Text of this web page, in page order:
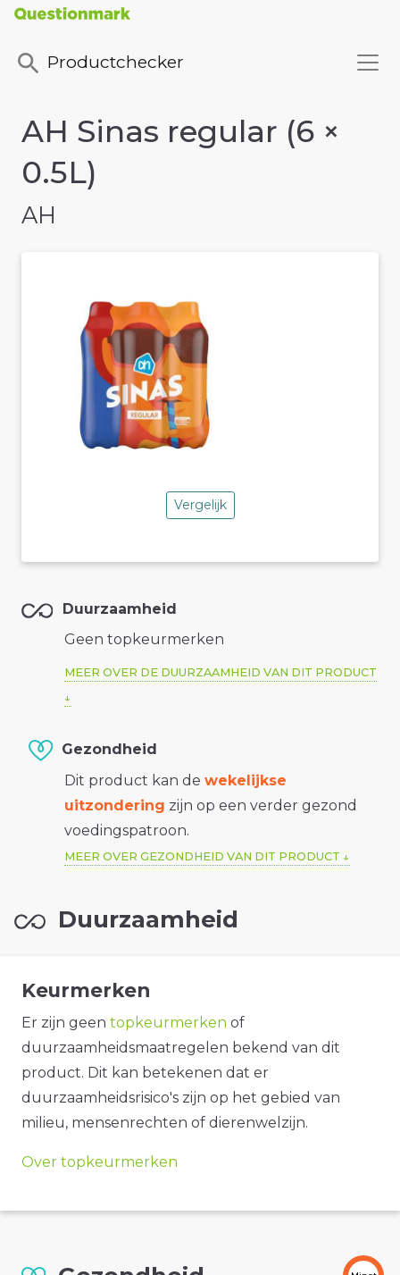
Productchecker
AH Sinas regular (6 ×
0.5L)
AH
Vergelijk
Duurzaamheid
Geen topkeurmerken
MEER OVER DE DUURZAAMHEID VAN DIT PRODUCT
Gezondheid
Dit product kan de wekelijkse
uitzondering zijn op een verder gezond
voedingspatroon.
MEER OVER GEZONDHEID VAN DIT PRODUCT
Duurzaamheid
Keurmerken
Er zijn geen topkeurmerken of
duurzaamheidsmaatregelen bekend van dit
product. Dit kan betekenen dat er
duurzaamheidsrisico's zijn op het gebied van
milieu, mensenrechten of dierenwelzijn.
Over topkeurmerken